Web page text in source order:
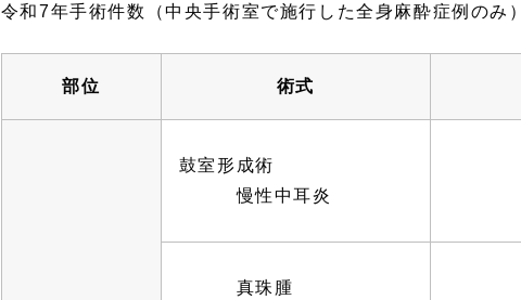
令和7年手術件数（中央手術室で施行した全身麻酔症例のみ）
部位 術式
鼓室形成術
慢性中耳炎
真珠腫